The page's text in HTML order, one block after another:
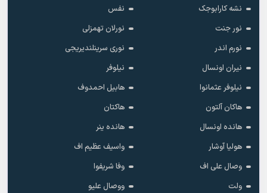
نشه کارابوجک
نفس
نور جنت
نورلان تهمزلی
نورم اندر
نوری سرینلندیریجی
نیران اونسال
نیلوفر
نیلوفر عثمانوا
هابیل احمدوف
هاکان آلتون
هاکتان
هانده اونسال
هانده ینر
هولیا آوشار
واسیف عظیم اف
وصال علی اف
وفا شریفوا
ولت
ووصال علیو